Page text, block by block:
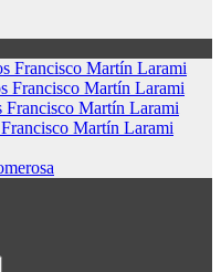
Francisco Martín Larami
Francisco Martín Larami
Francisco Martín Larami
Martín Larami